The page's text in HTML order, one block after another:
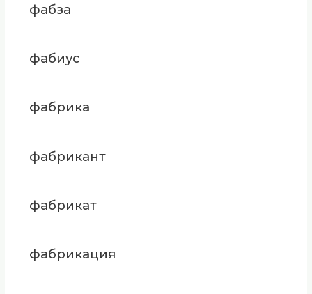
фабза
фабиус
фабрика
фабрикант
фабрикат
фабрикация